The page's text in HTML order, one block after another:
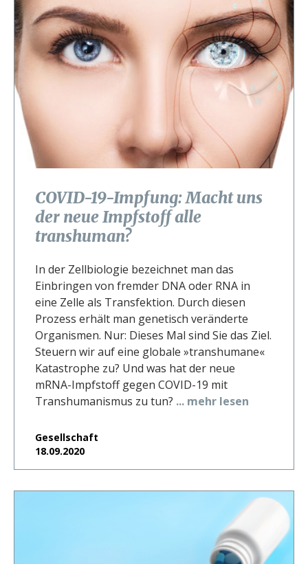
COVID-19-Impfung: Macht uns
der neue Impfstoff alle
transhuman?
In der Zellbiologie bezeichnet man das
Einbringen von fremder DNA oder RNA in
eine Zelle als Transfektion. Durch diesen
Prozess erhält man genetisch veränderte
Organismen. Nur: Dieses Mal sind Sie das Ziel.
Steuern wir auf eine globale »transhumane«
Katastrophe zu? Und was hat der neue
mRNA-Impfstoff gegen COVID-19 mit
Transhumanismus zu tun? ... mehr lesen
Gesellschaft
18.09.2020